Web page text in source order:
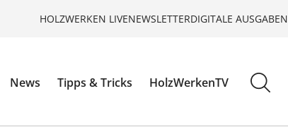
HOLZWERKEN LIVENEWSLETTERDIGITALE AUSGABEN
News Tipps & Tricks HolzWerkenTV